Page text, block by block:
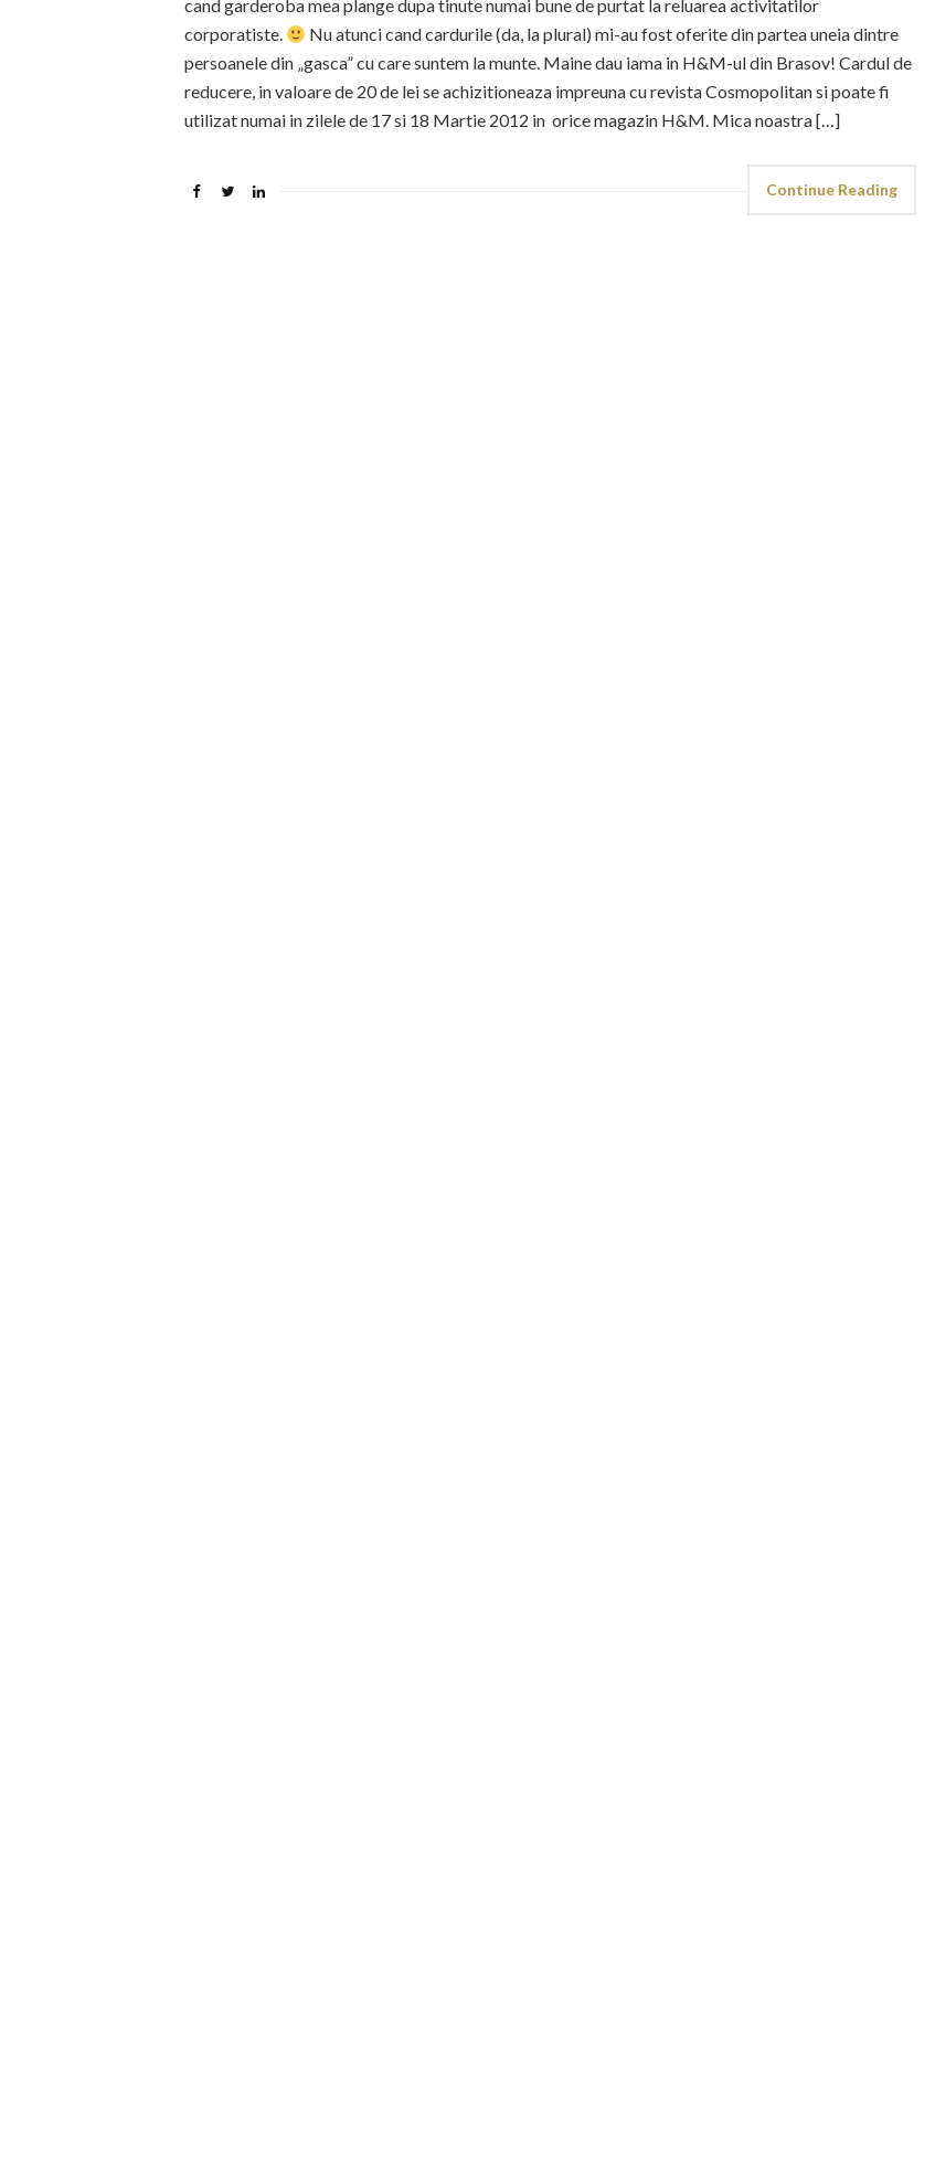
cand garderoba mea plange dupa tinute numai bune de purtat la reluarea activitatilor
corporatiste.
Nu atunci cand cardurile (da, la plural) mi-au fost oferite din partea uneia dintre
persoanele din „gasca” cu care suntem la munte. Maine dau iama in H&M-ul din Brasov! Cardul de
reducere, in valoare de 20 de lei se achizitioneaza impreuna cu revista Cosmopolitan si poate fi
utilizat numai in zilele de 17 si 18 Martie 2012 in orice magazin H&M. Mica noastra […]
Continue Reading